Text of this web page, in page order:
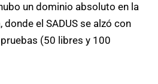
un dominio absoluto en la
el SADUS se alzó con
(50 libres y 100